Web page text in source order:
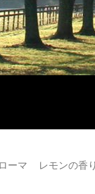
ーマ
レモンの香